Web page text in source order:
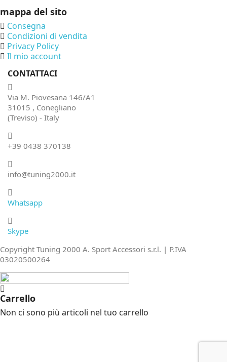
mappa del sito
Consegna
Condizioni di vendita
Privacy Policy
Il mio account
CONTATTACI
Via M. Piovesana 146/A1
31015 , Conegliano
(Treviso) - Italy
+39 0438 370138
info@tuning2000.it
Whatsapp
Skype
Copyright Tuning 2000 A. Sport Accessori s.r.l. | P.IVA
03020500264
Carrello
Non ci sono più articoli nel tuo carrello